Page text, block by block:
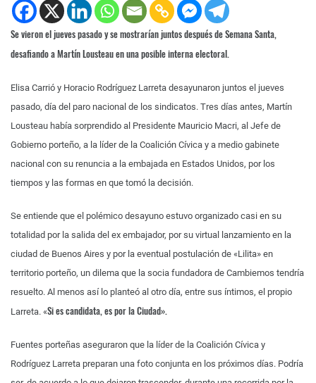
Se vieron el jueves pasado y se mostrarían juntos después de Semana Santa,
desafiando a Martín Lousteau en una posible interna electoral.
Elisa Carrió y Horacio Rodríguez Larreta desayunaron juntos el jueves
pasado, día del paro nacional de los sindicatos. Tres días antes, Martín
Lousteau había sorprendido al Presidente Mauricio Macri, al Jefe de
Gobierno porteño, a la líder de la Coalición Cívica y a medio gabinete
nacional con su renuncia a la embajada en Estados Unidos, por los
tiempos y las formas en que tomó la decisión.
Se entiende que el polémico desayuno estuvo organizado casi en su
totalidad por la salida del ex embajador, por su virtual lanzamiento en la
ciudad de Buenos Aires y por la eventual postulación de «Lilita» en
territorio porteño, un dilema que la socia fundadora de Cambiemos tendría
resuelto. Al menos así lo planteó al otro día, entre sus íntimos, el propio
Larreta. «Si es candidata, es por la Ciudad».
Fuentes porteñas aseguraron que la líder de la Coalición Cívica y
Rodríguez Larreta preparan una foto conjunta en los próximos días. Podría